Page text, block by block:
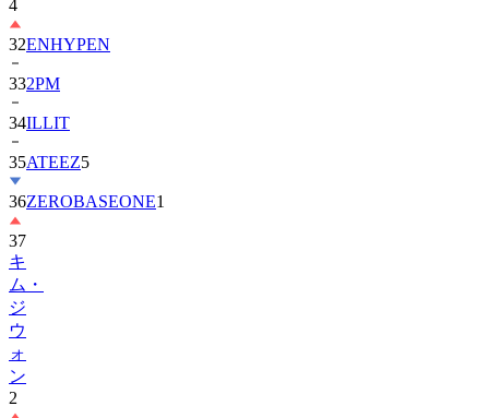
4
32ENHYPEN
332PM
34ILLIT
35ATEEZ5
36ZEROBASEONE1
37
キ
ム・
ジ
ウ
ォ
ン
2